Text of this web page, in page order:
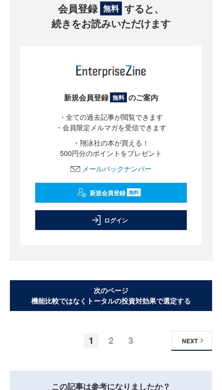
会員登録 無料 すると、
続きをお読みいただけます
新規会員登録 無料 のご案内
・全ての過去記事が閲覧できます
・会員限定メルマガを受信できます
・翔泳社の本が買える！
500円分のポイントをプレゼント
メールバックナンバー
新規会員登録 無料
ログイン
次のページ
機能比較ではなくトータルの投資対効果で選定する
1 2 3 NEXT
この記事は参考になりましたか？